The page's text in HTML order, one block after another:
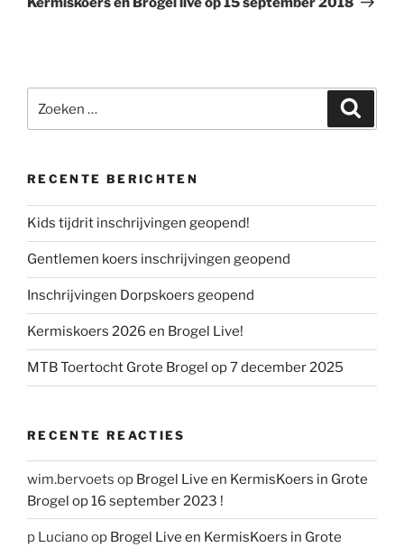
naar:
RECENTE BERICHTEN
Kids tijdrit inschrijvingen geopend!
Gentlemen koers inschrijvingen geopend
Inschrijvingen Dorpskoers geopend
Kermiskoers 2026 en Brogel Live!
MTB Toertocht Grote Brogel op 7 december 2025
RECENTE REACTIES
wim.bervoets op Brogel Live en KermisKoers in Grote
Brogel op 16 september 2023 !
p Lucianoop Brogel Live en KermisKoers in Grote